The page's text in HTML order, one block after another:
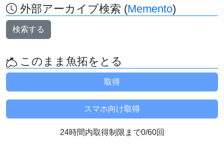
外部アーカイブ検索 (Memento)
検索する
このまま魚拓をとる
24時間内取得制限まで0/60回